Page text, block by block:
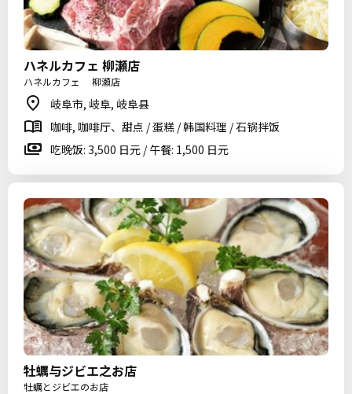
ハネルカフェ 柳瀬店
ハネルカフェ 柳瀬店
岐阜市, 岐阜, 岐阜县
咖啡, 咖啡厅、甜点 / 蛋糕 / 韩国料理 / 石锅拌饭
吃晚饭: 3,500 日元 / 午餐: 1,500 日元
牡蠣与ジビエ之お店
牡蠣とジビエのお店